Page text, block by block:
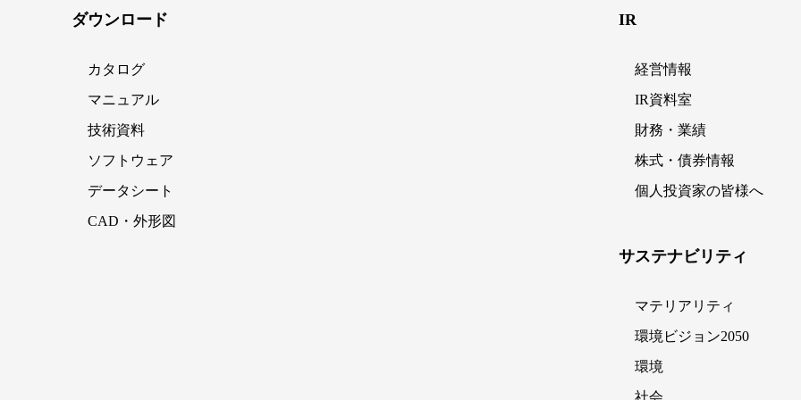
ダウンロード
カタログ
マニュアル
技術資料
ソフトウェア
データシート
CAD・外形図
IR
経営情報
IR資料室
財務・業績
株式・債券情報
個人投資家の皆様へ
サステナビリティ
マテリアリティ
環境ビジョン2050
環境
社会